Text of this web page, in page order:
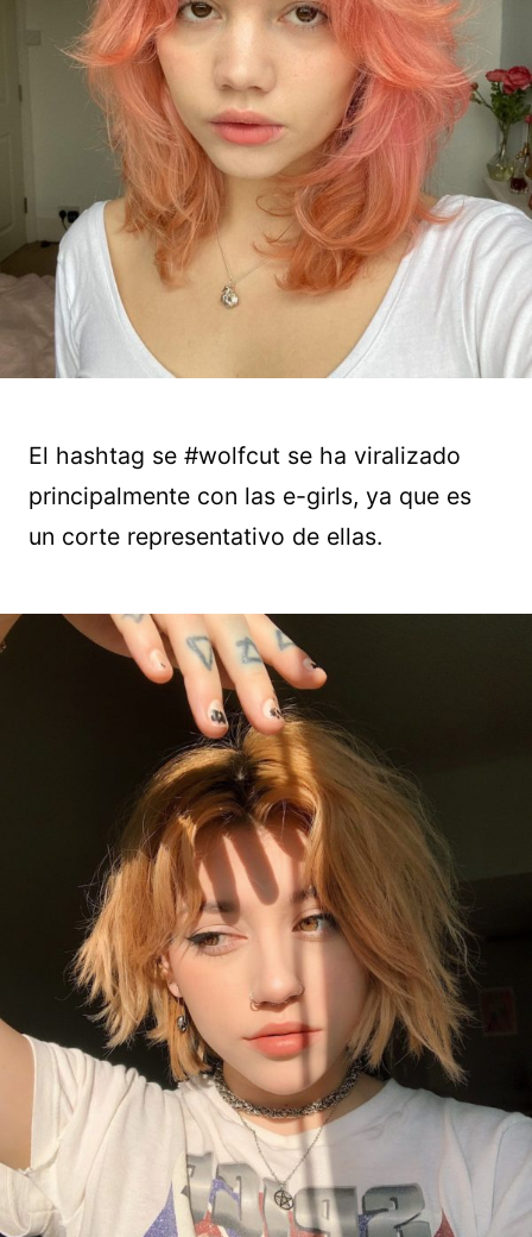
El hashtag se #wolfcut se ha viralizado
principalmente con las e-girls, ya que es
un corte representativo de ellas.